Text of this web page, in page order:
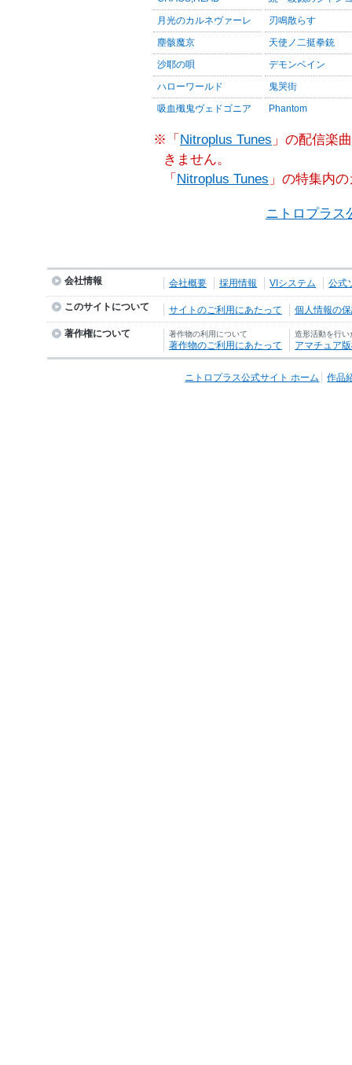
月光のカルネヴァーレ 刃鳴散らす
塵骸魔京 天使ノ二挺拳銃
沙耶の唄 デモンベイン
ハローワールド 鬼哭街
吸血殲鬼ヴェドゴニア Phantom
※「 Nitroplus Tunes 」の配信楽
きません。
「 Nitroplus Tunes 」の特集内
ニトロプラス
会社情報 会社概要 採用情報 VIシステム 公式
このサイトについて サイトのご利用にあたって 個人情報の
著作権について 著作物の利用について
著作物のご利用にあたって
造形活動を行い
アマチュア
ニトロプラス公式サイト ホーム 作品